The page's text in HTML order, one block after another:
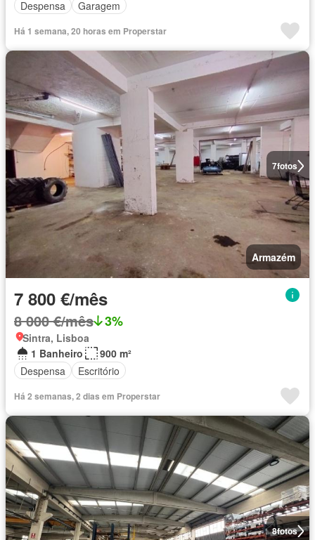
Despensa Garagem
Há 1 semana, 20 horas em Properstar
7fotos
Armazém
7 800 €/mês
8 000 €/mês 3%
Sintra, Lisboa
1 Banheiro
900 m²
Despensa
Escritório
Há 2 semanas, 2 dias em Properstar
8fotos